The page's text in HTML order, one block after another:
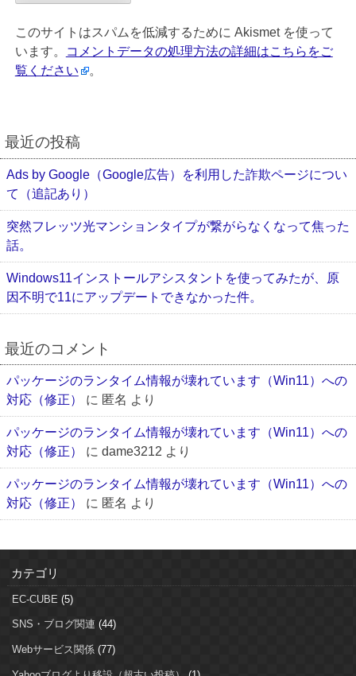
このサイトはスパムを低減するために Akismet を使って
います。
コメントデータの処理方法の詳細はこちらをご
覧ください
。
最近の投稿
Ads by Google（Google広告）を利用した詐欺ページについ
て（追記あり）
突然フレッツ光マンションタイプが繋がらなくなって焦った
話。
Windows11インストールアシスタントを使ってみたが、原
因不明で11にアップデートできなかった件。
最近のコメント
パッケージのランタイム情報が壊れています（Win11）への
対応（修正）
に 匿名 より
パッケージのランタイム情報が壊れています（Win11）への
対応（修正）
に dame3212 より
パッケージのランタイム情報が壊れています（Win11）への
対応（修正）
に 匿名 より
カテゴリ
EC-CUBE (5)
SNS・ブログ関連 (44)
Webサービス関係 (77)